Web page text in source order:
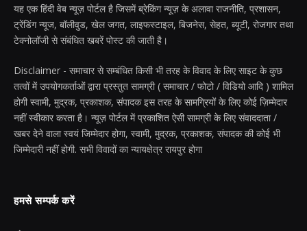
यह एक हिंदी वेब न्यूज़ पोर्टल है जिसमें ब्रेकिंग न्यूज़ के अलावा राजनीति, प्रशासन,
ट्रेंडिंग न्यूज, बॉलीवुड, खेल जगत, लाइफस्टाइल, बिजनेस, सेहत, ब्यूटी, रोजगार तथा
टेक्नोलॉजी से संबंधित खबरें पोस्ट की जाती है।
Disclaimer - समाचार से सम्बंधित किसी भी तरह के विवाद के लिए साइट के कुछ
तत्वों में उपयोगकर्ताओं द्वारा प्रस्तुत सामग्री ( समाचार / फोटो / विडियो आदि ) शामिल
होगी स्वामी, मुद्रक, प्रकाशक, संपादक इस तरह के सामग्रियों के लिए कोई ज़िम्मेदार
नहीं स्वीकार करता है। न्यूज़ पोर्टल में प्रकाशित ऐसी सामग्री के लिए संवाददाता /
खबर देने वाला स्वयं जिम्मेदार होगा, स्वामी, मुद्रक, प्रकाशक, संपादक की कोई भी
जिम्मेदारी नहीं होगी. सभी विवादों का न्यायक्षेत्र रायपुर होगा
हमसे सम्पर्क करें